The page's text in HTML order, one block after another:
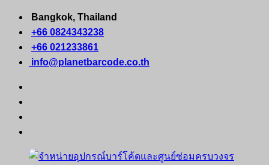
Skip
content
Bangkok, Thailand
+66 0824343238
+66 021233861
info@planetbarcode.co.th